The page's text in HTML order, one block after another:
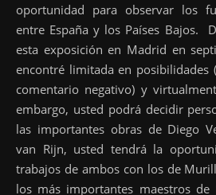
oportunidad para observar los
entre España y los Países Bajos.
esta exposición en Madrid en
encontré limitada en posibilidades
comentario negativo) y
embargo, usted podrá decidir
las importantes obras de Diego
van Rijn, usted tendrá la
trabajos de ambos con los de
los más importantes maestros de